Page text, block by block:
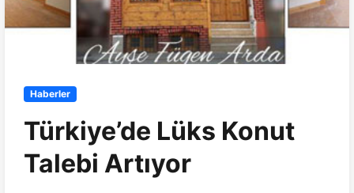
Haberler
Türkiye’de Lüks Konut
Talebi Artıyor